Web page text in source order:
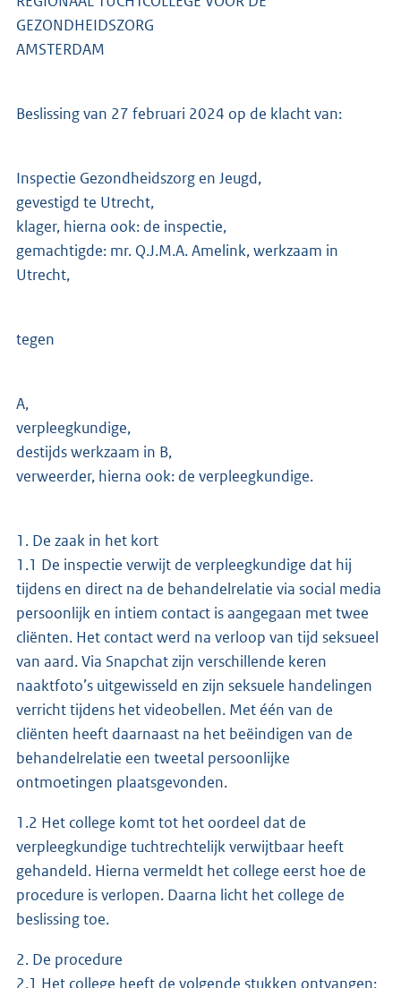
GEZONDHEIDSZORG
AMSTERDAM
Beslissing van 27 februari 2024 op de klacht van:
Inspectie Gezondheidszorg en Jeugd,
gevestigd te Utrecht,
klager, hierna ook: de inspectie,
gemachtigde: mr. Q.J.M.A. Amelink, werkzaam in
Utrecht,
tegen
A,
verpleegkundige,
destijds werkzaam in B,
verweerder, hierna ook: de verpleegkundige.
1. De zaak in het kort
1.1 De inspectie verwijt de verpleegkundige dat hij
tijdens en direct na de behandelrelatie via social media
persoonlijk en intiem contact is aangegaan met twee
cliënten. Het contact werd na verloop van tijd seksueel
van aard. Via Snapchat zijn verschillende keren
naaktfoto’s uitgewisseld en zijn seksuele handelingen
verricht tijdens het videobellen. Met één van de
cliënten heeft daarnaast na het beëindigen van de
behandelrelatie een tweetal persoonlijke
ontmoetingen plaatsgevonden.
1.2 Het college komt tot het oordeel dat de
verpleegkundige tuchtrechtelijk verwijtbaar heeft
gehandeld. Hierna vermeldt het college eerst hoe de
procedure is verlopen. Daarna licht het college de
beslissing toe.
2. De procedure
2.1 Het college heeft de volgende stukken ontvangen: